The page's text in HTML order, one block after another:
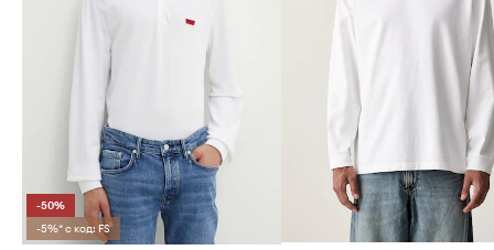
-50%
-5%* с код: FS